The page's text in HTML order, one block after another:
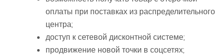
оплаты при поставках из распределительного
центра;
доступ к сетевой дисконтной системе;
продвижение новой точки в соцсетях;